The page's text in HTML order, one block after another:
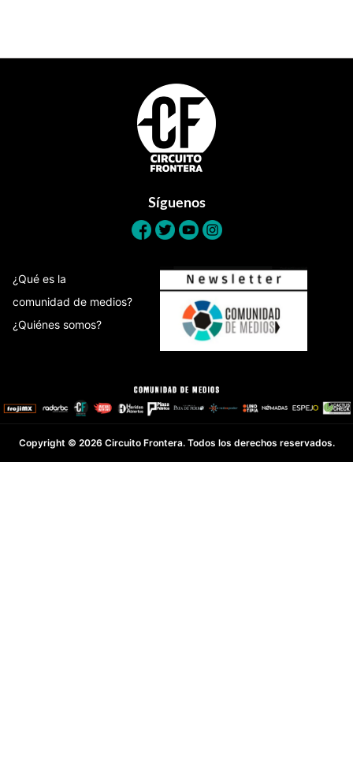
Síguenos
¿Qué es la
comunidad de medios?
¿Quiénes somos?
Copyright © 2026 Circuito Frontera. Todos los derechos reservados.